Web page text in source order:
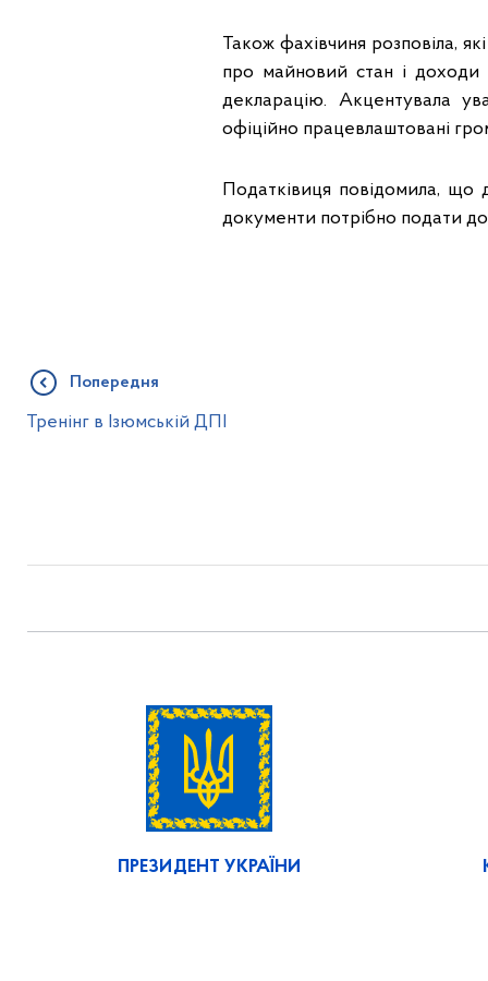
Також фахівчиня розповіла,
про майновий стан і доходи
декларацію. Акцентувала
офіційно працевлаштовані
Податківиця повідомила, що
документи потрібно подати
Попередня
Тренінг в Ізюмській ДПІ
ПРЕЗИДЕНТ УКРАЇНИ